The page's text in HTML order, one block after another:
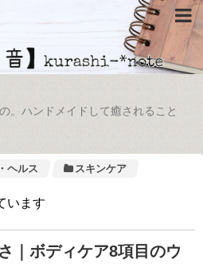
。ハンドメイドして癒されること
ヘルス スキンケア
います
｜ボディケア8項目のウ